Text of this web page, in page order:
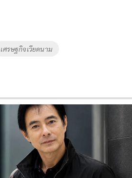
เศรษฐกิจเวียดนาม